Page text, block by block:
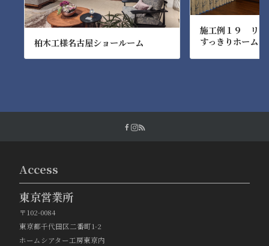
柏木工様名古屋ショールーム
施工例１９ リビ
すっきりホームシ
Access
東京営業所
〒102-0084
東京都千代田区二番町1-2
ホームシアター工房東京内